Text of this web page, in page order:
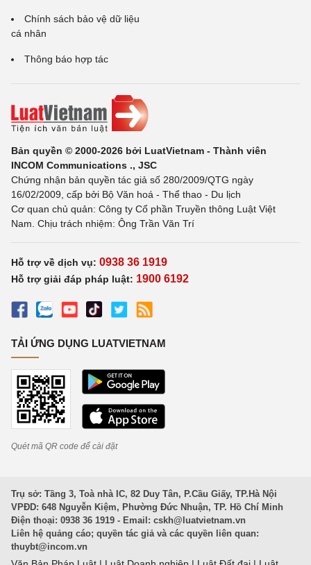
Chính sách bảo vệ dữ liệu
cá nhân
Thông báo hợp tác
Bản quyền © 2000-2026 bởi LuatVietnam - Thành viên
INCOM Communications ., JSC
Chứng nhận bản quyền tác giả số 280/2009/QTG ngày
16/02/2009, cấp bởi Bộ Văn hoá - Thể thao - Du lịch
Cơ quan chủ quản: Công ty Cổ phần Truyền thông Luật Việt
Nam. Chịu trách nhiệm: Ông Trần Văn Trí
Hỗ trợ về dịch vụ: 0938 36 1919
Hỗ trợ giải đáp pháp luật: 1900 6192
TẢI ỨNG DỤNG LUATVIETNAM
Quét mã QR code để cài đặt
Trụ sở: Tầng 3, Toà nhà IC, 82 Duy Tân, P.Cầu Giấy, TP.Hà Nội
VPĐD: 648 Nguyễn Kiệm, Phường Đức Nhuận, TP. Hồ Chí Minh
Điện thoại: 0938 36 1919 - Email: cskh@luatvietnam.vn
Liên hệ quảng cáo; quyền tác giả và các quyền liên quan:
thuybt@incom.vn